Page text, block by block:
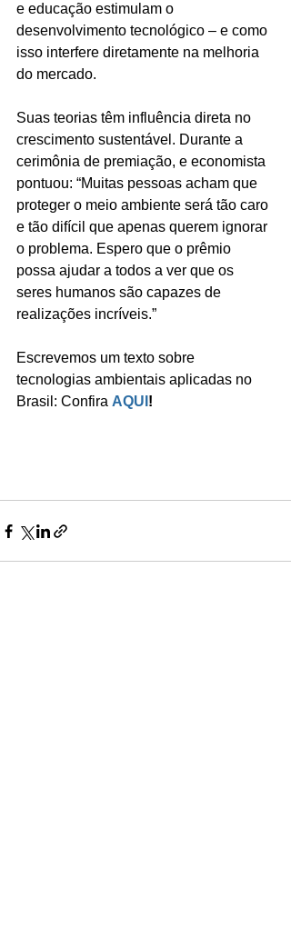
e educação estimulam o
desenvolvimento tecnológico – e como
isso interfere diretamente na melhoria
do mercado.
Suas teorias têm influência direta no
crescimento sustentável. Durante a
cerimônia de premiação, e economista
pontuou: “Muitas pessoas acham que
proteger o meio ambiente será tão caro
e tão difícil que apenas querem ignorar
o problema. Espero que o prêmio
possa ajudar a todos a ver que os
seres humanos são capazes de
realizações incríveis.”
Escrevemos um texto sobre
tecnologias ambientais aplicadas no
Brasil: Confira AQUI !